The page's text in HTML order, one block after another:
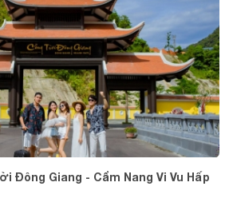
Đông Giang - Cẩm Nang Vi Vu Hấp